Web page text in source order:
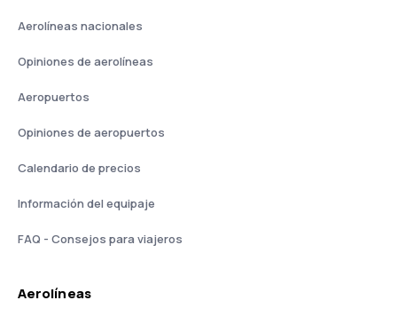
Aerolíneas nacionales
Opiniones de aerolíneas
Aeropuertos
Opiniones de aeropuertos
Calendario de precios
Información del equipaje
FAQ - Consejos para viajeros
Aerolíneas